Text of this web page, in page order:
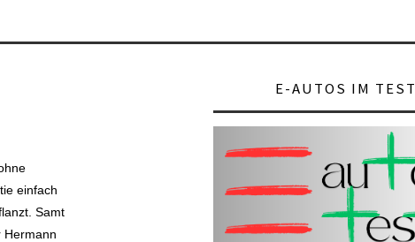
einfach
Samt
Hermann
E-AUTOS IM TEST